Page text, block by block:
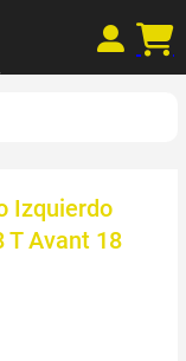
Izquierdo
T Avant 18